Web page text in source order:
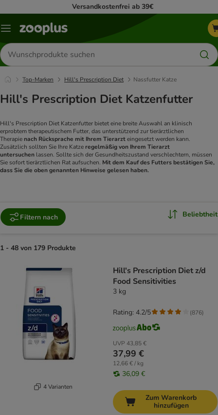
Versandkostenfrei ab 39€
Menü
Produkte
suchen
Top-Marken Hill's Prescription Diet Nassfutter Katze
Hill's Prescription Diet Katzenfutter
Hill's Prescription Diet Katzenfutter bietet eine breite Auswahl an klinisch
erprobtem therapeutischem Futter, das unterstützend zur tierärztlichen
Therapie nach Rücksprache mit Ihrem Tierarzteingesetzt werden kann.
Zusätzlich sollten Sie Ihre Katze regelmäßig von Ihrem Tierarzt
untersuchen lassen. Sollte sich der Gesundheitszustand verschlechtern, müssen
Sie sofort tierärztlichen Rat aufsuchen. Mit dem Kauf des Futters bestätigen Sie,
dass Sie die oben genannten Hinweise gelesen haben.
Filtern nach Beliebtheit
1 - 48 von 179 Produkte
4 Varianten
Hill's Prescription Diet z/d
Food Sensitivities
3 kg
UVP 43,85 €
37,99 €
12,66 € / kg
36,09 €
Rating: 4.2/5 (876)
Zum Warenkorb
hinzufügen